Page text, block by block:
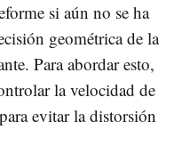
si aún no se ha
geométrica de la
Para abordar esto,
la velocidad de
evitar la distorsión